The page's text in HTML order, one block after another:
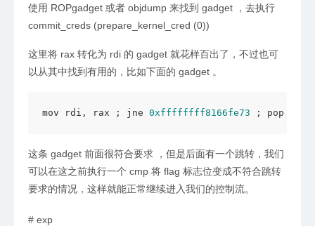
使用 ROPgadget 或者 objdump 来找到 gadget ，去执行
commit_creds (prepare_kernel_cred (0))
这里将 rax 转化为 rdi 的 gadget 就花样百出了，不过也可
以从其中找到有用的，比如下面的 gadget 。
mov rdi, rax ; jne 0xffffffff8166fe73 ; pop rbx
这条 gadget 前面很符合要求 ，但是后面有一个跳转，我们
可以在这之前执行一个 cmp 将 flag 标志位变成不符合跳转
要求的情况，这样就能正常继续进入我们的控制流。
# exp